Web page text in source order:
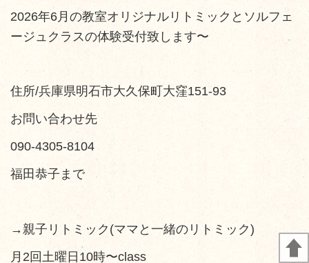
2026年6月の教室オリジナルリトミックとソルフェ
ージュクラスの体験受付致します〜
住所/兵庫県明石市大久保町大窪151-93
お問い合わせ先
090-4305-8104
福田恭子まで
→親子リトミック(ママと一緒のリトミック)
月2回土曜日10時〜class